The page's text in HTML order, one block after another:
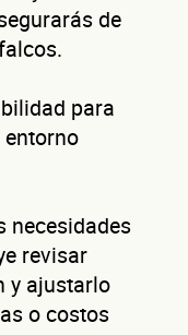
de
para
necesidades
revisar
y ajustarlo
o costos